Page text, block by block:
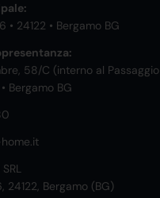
• 24122 • Bergamo BG
58/C (interno al Passaggio
Bergamo BG
24122, Bergamo (BG)